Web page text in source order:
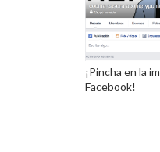
¡Pincha en la
Facebook!